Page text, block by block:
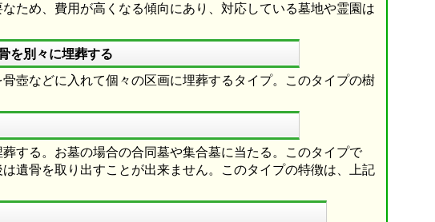
ため、費用が高くなる傾向にあり、対応している墓地や霊園は
を別々に埋葬する
壺などに入れて個々の区画に埋葬するタイプ。このタイプの樹
する。お墓の場合の合同墓や集合墓に当たる。このタイプで
遺骨を取り出すことが出来ません。このタイプの特徴は、上記